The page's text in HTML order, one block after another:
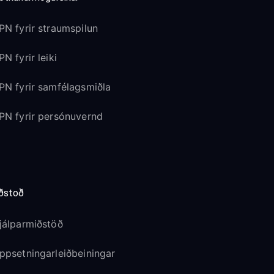
fyrir straumspilun
fyrir leiki
fyrir samfélagsmiðla
fyrir persónuvernd